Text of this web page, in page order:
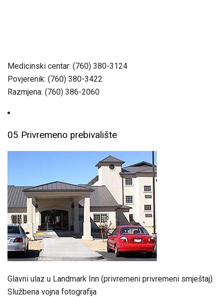
Medicinski centar: (760) 380-3124
Povjerenik: (760) 380-3422
Razmjena: (760) 386-2060
05 Privremeno prebivalište
Glavni ulaz u Landmark Inn (privremeni privremeni smještaj).
Službena vojna fotografija